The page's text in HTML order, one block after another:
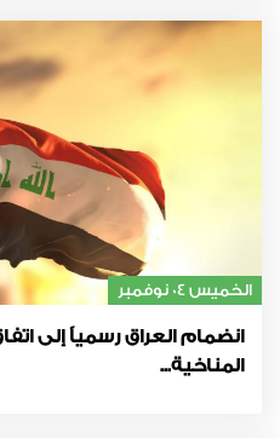
الخميس 04 نوفمبر
انضمام العراق رسمياً إلى
المناخية...